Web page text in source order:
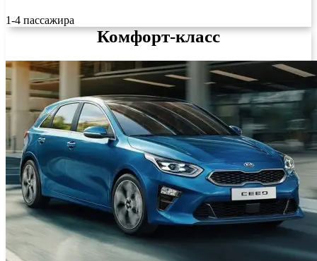
1-4 пассажира
Комфорт-класс